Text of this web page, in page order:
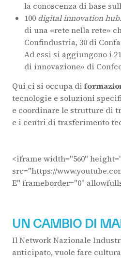
la conoscenza di base
100 digital innovation hub
di una «rete nella rete»
Confindustria, 30 di
Ad essi si aggiungono i
di innovazione» di
Qui ci si occupa di
tecnologie e soluzioni
e coordinare le strutture di
e i centri di trasferimento
<iframe width="560"
src="https://
E" frameborder="0"
UN CAMBIO DI
Il Network Nazionale
anticipato, vuole fare